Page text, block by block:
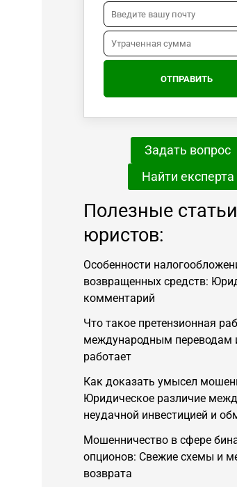
Задать вопрос
Найти експерта
Полезные
юристов:
Особенности
возвращенных средств:
комментарий
Что такое претензионная
международным переводам
работает
Как доказать умысел
Юридическое различие
неудачной инвестицией и
Мошенничество в сфере
опционов: Свежие схемы и
возврата